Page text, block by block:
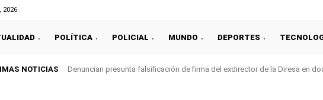
2026
POLÍTICA POLICIAL MUNDO DEPORTES
NOTICIAS Denuncian presunta falsificación de firma del exdirector de la Diresa en